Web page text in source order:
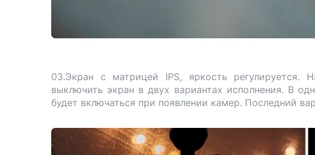
03.Экран с матрицей IPS, яркость
выключить экран в двух вариантах исполнения. В
будет включаться при появлении камер. Последний